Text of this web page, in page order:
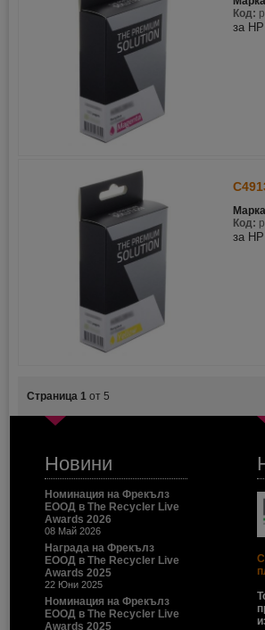
Код:
за
Код:
за
Страница 1 от 5
Новини
Номинация на Фрекълз
ЕООД в The Recycler Live
Awards 2026
08 Май 2026
Награда на Фрекълз
ЕООД в The Recycler Live
Awards 2025
22 Юни 2025
Номинация на Фрекълз
ЕООД в The Recycler Live
Awards 2025